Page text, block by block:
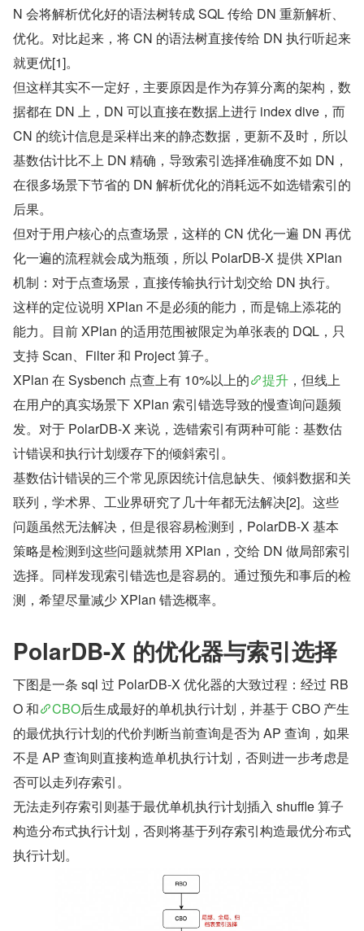
N 会将解析优化好的语法树转成 SQL 传给 DN 重新解析、
优化。对比起来，将 CN 的语法树直接传给 DN 执行听起来
就更优[1]。
但这样其实不一定好，主要原因是作为存算分离的架构，数
据都在 DN 上，DN 可以直接在数据上进行 index dive，而
CN 的统计信息是采样出来的静态数据，更新不及时，所以
基数估计比不上 DN 精确，导致索引选择准确度不如 DN，
在很多场景下节省的 DN 解析优化的消耗远不如选错索引的
后果。
但对于用户核心的点查场景，这样的 CN 优化一遍 DN 再优
化一遍的流程就会成为瓶颈，所以 PolarDB-X 提供 XPlan
机制：对于点查场景，直接传输执行计划交给 DN 执行。
这样的定位说明 XPlan 不是必须的能力，而是锦上添花的
能力。目前 XPlan 的适用范围被限定为单张表的 DQL，只
支持 Scan、Filter 和 Project 算子。
XPlan 在 Sysbench 点查上有 10%以上的
提升 ，但线上
在用户的真实场景下 XPlan 索引错选导致的慢查询问题频
发。对于 PolarDB-X 来说，选错索引有两种可能：基数估
计错误和执行计划缓存下的倾斜索引。
基数估计错误的三个常见原因统计信息缺失、倾斜数据和关
联列，学术界、工业界研究了几十年都无法解决[2]。这些
问题虽然无法解决，但是很容易检测到，PolarDB-X 基本
策略是检测到这些问题就禁用 XPlan，交给 DN 做局部索引
选择。同样发现索引错选也是容易的。通过预先和事后的检
测，希望尽量减少 XPlan 错选概率。
PolarDB-X 的优化器与索引选择
下图是一条 sql 过 PolarDB-X 优化器的大致过程：经过 RB
O 和
CBO后生成最好的单机执行计划，并基于 CBO 产生
的最优执行计划的代价判断当前查询是否为 AP 查询，如果
不是 AP 查询则直接构造单机执行计划，否则进一步考虑是
否可以走列存索引。
无法走列存索引则基于最优单机执行计划插入 shuffle 算子
构造分布式执行计划，否则将基于列存索引构造最优分布式
执行计划。